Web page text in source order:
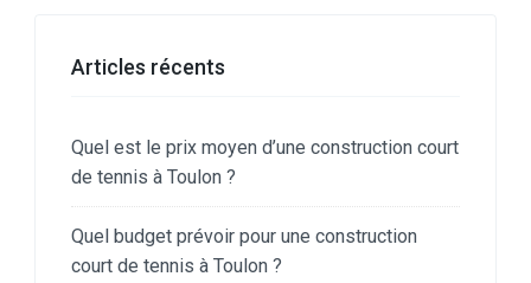
Articles récents
Quel est le prix moyen d’une construction court
de tennis à Toulon ?
Quel budget prévoir pour une construction
court de tennis à Toulon ?